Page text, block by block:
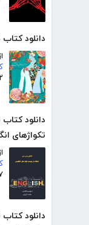
دانلود
دانلود
تکواژهای
دانلود